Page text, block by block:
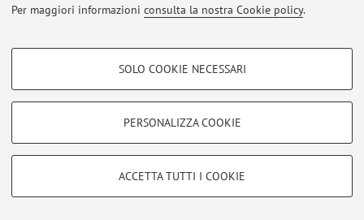
Per maggiori informazioni consulta la nostra Cookie policy.
COOKIE DI PROFILAZIONE - FACOLTATIVI
COOKIE TECNICI - NECESSARI
Si tratta di cookie tecnici utilizzati, a titolo esemplificativo, per il corretto
SOLO COOKIE NECESSARI
PERSONALIZZA COOKIE
ACCETTA TUTTI I COOKIE
Area riservata
per gestire tutti i contenuti del sito.
© 2026 - ALMA MATER STUDIORUM - Università di Bologna - Via
Zamboni, 33 - 40126 Bologna - Partita IVA: 01131710376
Privacy|Note legali|Impostazioni Cookie